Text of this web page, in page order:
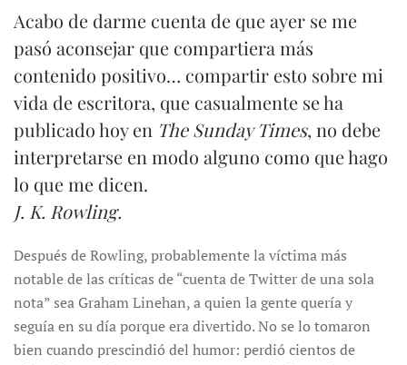
Acabo de darme cuenta de que ayer se me
pasó aconsejar que compartiera más
contenido positivo… compartir esto sobre mi
vida de escritora, que casualmente se ha
publicado hoy en The Sunday Times, no debe
interpretarse en modo alguno como que hago
lo que me dicen.
J. K. Rowling.
Después de Rowling, probablemente la víctima más
notable de las críticas de “cuenta de Twitter de una sola
nota” sea Graham Linehan, a quien la gente quería y
seguía en su día porque era divertido. No se lo tomaron
bien cuando prescindió del humor: perdió cientos de